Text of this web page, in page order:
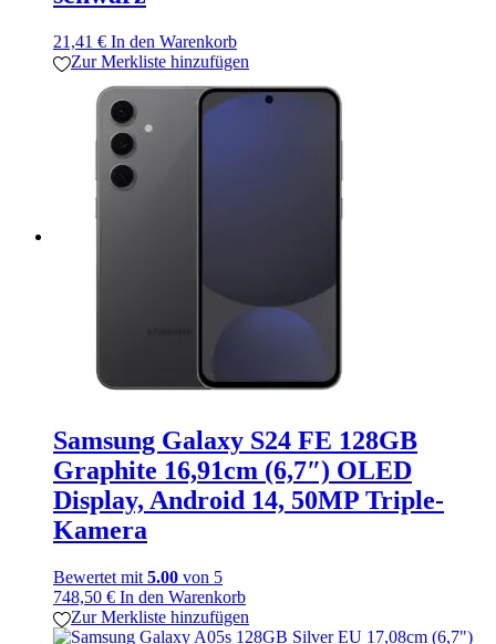
21,41 € In den Warenkorb
Zur Merkliste hinzufügen
Samsung Galaxy S24 FE 128GB
Graphite 16,91cm (6,7″) OLED
Display, Android 14, 50MP Triple-
Kamera
Bewertet mit 5.00 von 5
748,50 € In den Warenkorb
Zur Merkliste hinzufügen